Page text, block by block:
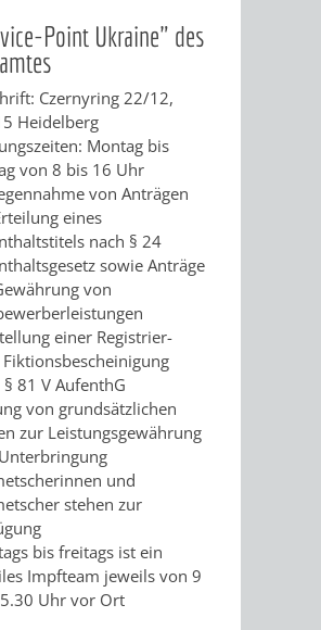
DATEN
/
ZAHLEN
Point Ukraine" des
Czernyring 22/12,
Heidelberg
Montag bis
von 8 bis 16 Uhr
von Anträgen
eines
nach § 24
sowie Anträge
von
einer Registrier-
§ 81 V AufenthG
von grundsätzlichen
zur Leistungsgewährung
und
stehen zur
bis freitags ist ein
Impfteam jeweils von 9
Uhr vor Ort